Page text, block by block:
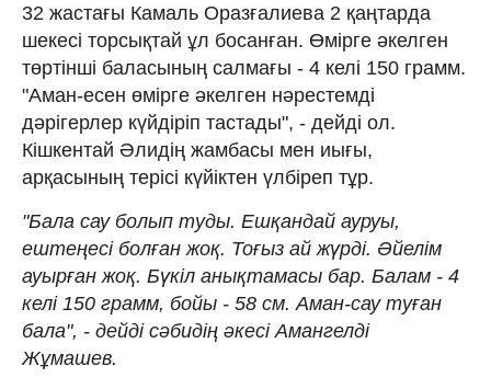
32 жастағы Камаль Оразғалиева 2 қаңтарда
шекесі торсықтай ұл босанған. Өмірге әкелген
төртінші баласының салмағы - 4 келі 150 грамм.
"Аман-есен өмірге әкелген нәрестемді
дәрігерлер күйдіріп тастады", - дейді ол.
Кішкентай Әлидің жамбасы мен иығы,
арқасының терісі күйіктен үлбіреп тұр.
"Бала сау болып туды. Ешқандай ауруы,
ештеңесі болған жоқ. Тоғыз ай жүрді. Әйелім
ауырған жоқ. Бүкіл анықтамасы бар. Балам - 4
келі 150 грамм, бойы - 58 см. Аман-сау туған
бала", - дейді сәбидің әкесі Амангелді
Жұмашев.